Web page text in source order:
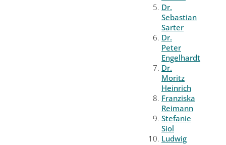
Dr.
Sebastian
Sarter
Dr.
Peter
Engelhardt
Dr.
Moritz
Heinrich
Franziska
Reimann
Stefanie
Siol
Ludwig